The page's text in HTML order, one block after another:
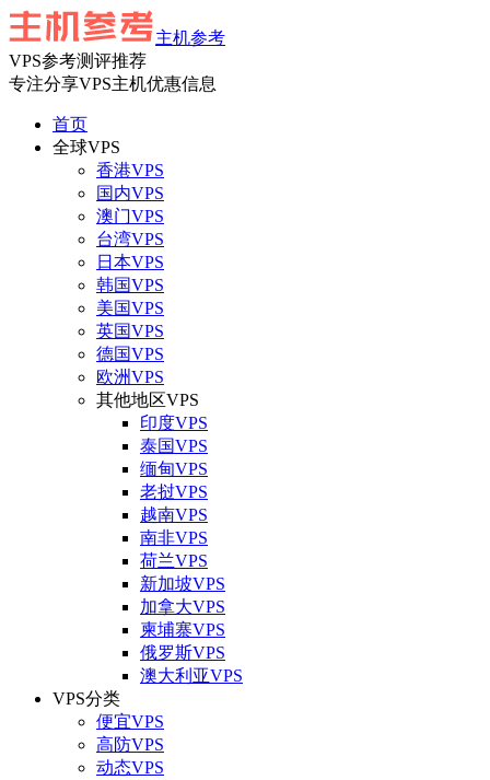
主机参考
VPS参考测评推荐
专注分享VPS主机优惠信息
首页
全球VPS
香港VPS
国内VPS
澳门VPS
台湾VPS
日本VPS
韩国VPS
美国VPS
英国VPS
德国VPS
欧洲VPS
其他地区VPS
印度VPS
泰国VPS
缅甸VPS
老挝VPS
越南VPS
南非VPS
荷兰VPS
新加坡VPS
加拿大VPS
柬埔寨VPS
俄罗斯VPS
澳大利亚VPS
VPS分类
便宜VPS
高防VPS
动态VPS